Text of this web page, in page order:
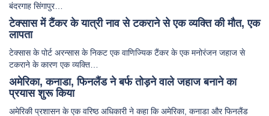
बंदरगाह सिंगापुर…
टेक्सास में टैंकर के यात्री नाव से टकराने से एक व्यक्ति की मौत, एक
लापता
टेक्सास के पोर्ट अरन्सास के निकट एक वाणिज्यिक टैंकर के एक मनोरंजन जहाज से
टकराने के कारण एक व्यक्ति…
अमेरिका, कनाडा, फिनलैंड ने बर्फ तोड़ने वाले जहाज बनाने का
प्रयास शुरू किया
अमेरिकी प्रशासन के एक वरिष्ठ अधिकारी ने कहा कि अमेरिका, कनाडा और फिनलैंड